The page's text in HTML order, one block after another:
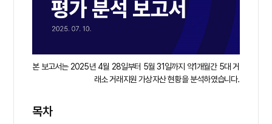
본 보고서는 2025년 4월 28일부터 5월 31일까지 약1개월간 5대 거
래소 거래지원 가상자산 현황을 분석하였습니다.
목차